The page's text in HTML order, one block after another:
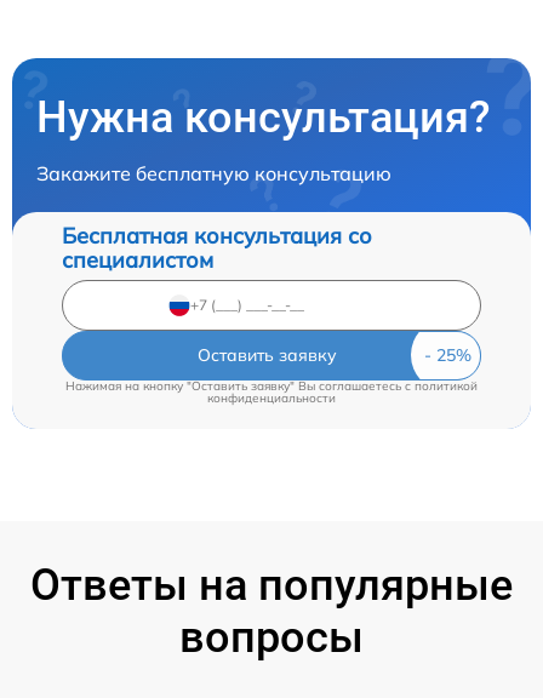
Нужна консультация?
Закажите бесплатную консультацию
Бесплатная консультация со
специалистом
Оставить заявку
Нажимая на кнопку "Оставить заявку" Вы соглашаетесь cполитикой
конфиденциальности
Ответы на популярные
вопросы